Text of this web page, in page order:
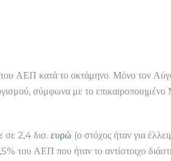
ΑΕΠ κατά το οκτάμηνο. Μόνο τον
σύμφωνα με το
σε 2,4 δισ. ευρώ (ο στόχος ήταν για
του ΑΕΠ που ήταν το αντίστοιχο